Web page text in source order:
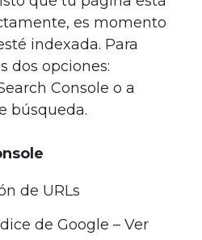
es momento
indexada. Para
dos opciones:
Console o a
búsqueda.
de URLs
de Google – Ver